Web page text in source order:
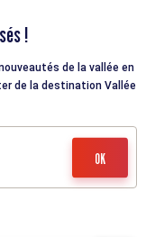
!
de la vallée en
de la destination Vallée